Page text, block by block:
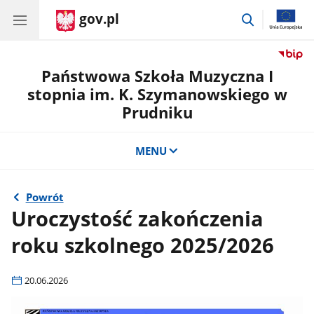
gov.pl
przejdź
Państwowa Szkoła Muzyczna I
stopnia im. K. Szymanowskiego w
Prudniku
MENU
Powrót
Uroczystość zakończenia
roku szkolnego 2025/2026
20.06.2026